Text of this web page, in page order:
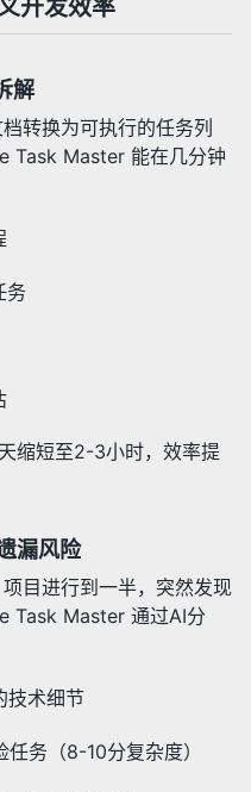
开发效率
解
转换为可执行的任务列
Task Master 能在几分钟
务
缩短至2-3小时，效率提
漏风险
目进行到一半，突然发现
Task Master 通过AI分
技术细节
任务（8-10分复杂度）